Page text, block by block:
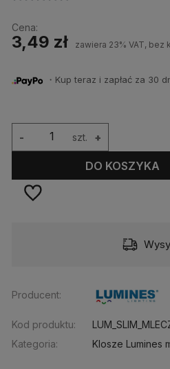
Cena:
3,49 zł zawiera 23% VAT,
・Kup teraz i zapłać za 30
szt. +
-
DO KOSZYKA
Producent:
Kod produktu:
Kategoria:
Klosze Lumines